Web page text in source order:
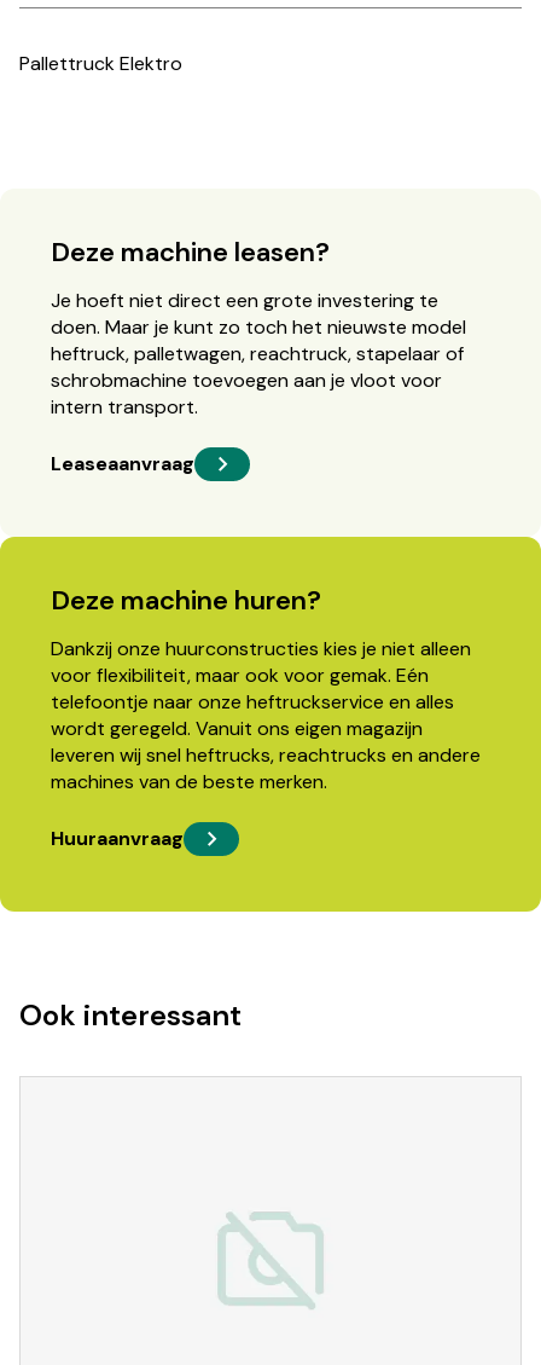
Pallettruck Elektro
Deze machine leasen?
Je hoeft niet direct een grote investering te
doen. Maar je kunt zo toch het nieuwste model
heftruck, palletwagen, reachtruck, stapelaar of
schrobmachine toevoegen aan je vloot voor
intern transport.
Leaseaanvraag
Deze machine huren?
Dankzij onze huurconstructies kies je niet alleen
voor flexibiliteit, maar ook voor gemak. Eén
telefoontje naar onze heftruckservice en alles
wordt geregeld. Vanuit ons eigen magazijn
leveren wij snel heftrucks, reachtrucks en andere
machines van de beste merken.
Huuraanvraag
Ook interessant